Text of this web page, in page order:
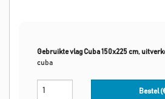
Gebruikte vlag Cuba 150x225 cm,
cuba
Bestel